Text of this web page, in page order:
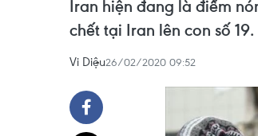
Iran hiện đang là điểm
chết tại Iran lên con số 19.
Vi Diệu26/02/2020 09:52